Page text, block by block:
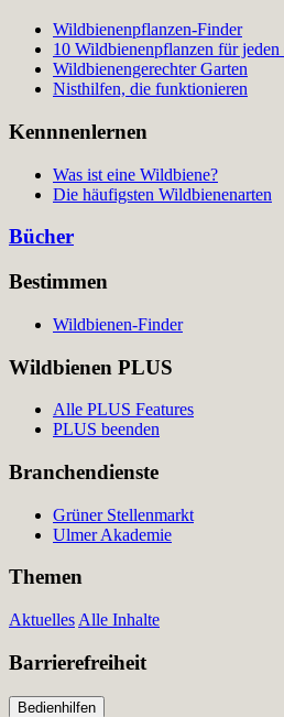
Wildbienenpflanzen-Finder
10 Wildbienenpflanzen für jeden
Wildbienengerechter Garten
Nisthilfen, die funktionieren
Kennnenlernen
Was ist eine Wildbiene?
Die häufigsten Wildbienenarten
Bücher
Bestimmen
Wildbienen-Finder
Wildbienen PLUS
Alle PLUS Features
PLUS beenden
Branchendienste
Grüner Stellenmarkt
Ulmer Akademie
Themen
Aktuelles Alle Inhalte
Barrierefreiheit
Bedienhilfen